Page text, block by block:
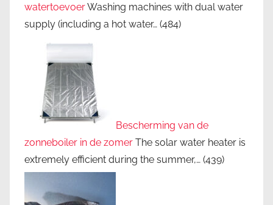
watertoevoerWashing machines with dual water
supply (including a hot water… (484)
Bescherming van de
zonneboiler in de zomer The solar water heater is
extremely efficient during the summer,… (439)